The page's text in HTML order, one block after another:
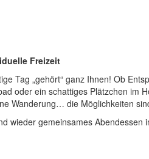
Freizeit
Tag „gehört“ ganz Ihnen! Ob
oder ein schattiges Plätzchen im
Wanderung… die Möglichkeiten
wieder gemeinsames Abendessen